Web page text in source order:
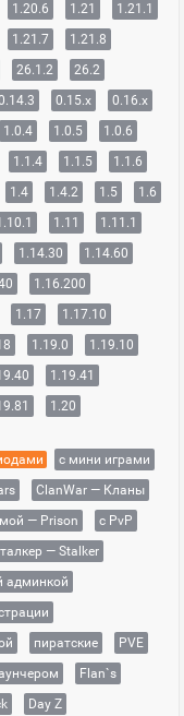
1.20.6 1.21
1.21.1
1.21.7
1.21.8
26.1.2 26.2
0.15.x
0.16.x
1.0.4 1.0.5
1.0.6
1.1.4 1.1.5
1.1.6
1.4 1.4.2 1.5
1.6
1.11
1.11.1
1.14.30
1.14.60
1.16.200
1.17
1.17.10
1.19.0
1.19.10
1.19.41
1.20
с мини играми
ClanWar — Кланы
— Prison
с PvP
— Stalker
админкой
пиратские
PVE
Flan`s
Day Z